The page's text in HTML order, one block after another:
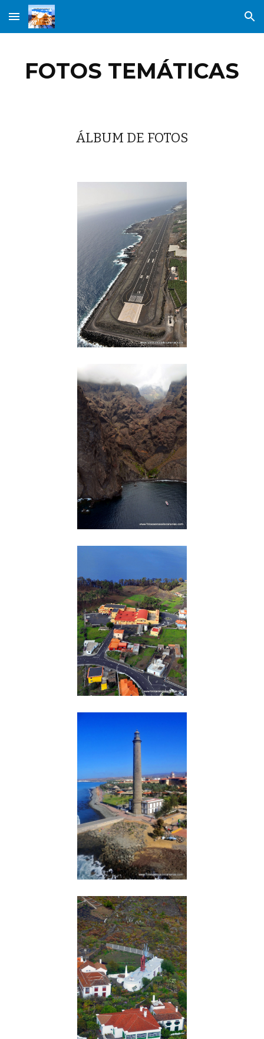
Skip to main content Skip to navigation
FOTOS TEMÁTICAS
ÁLBUM DE FOTOS